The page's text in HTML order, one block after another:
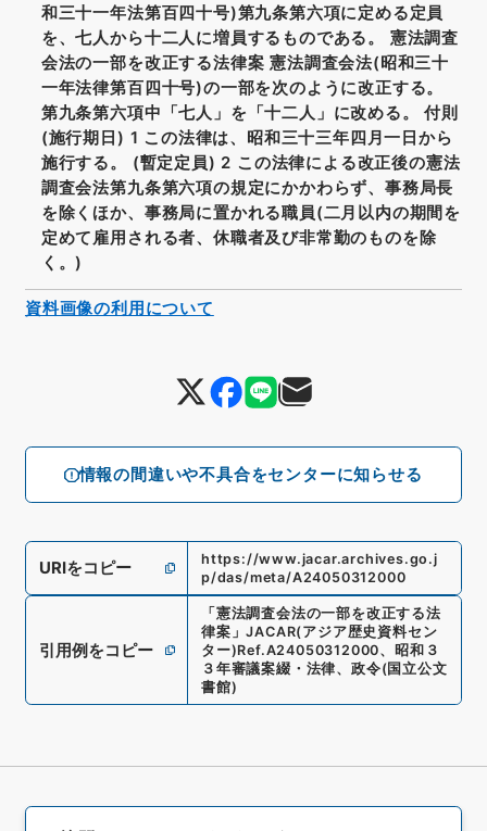
情報の間違いや不具合をセンターに知らせる
和三十一年法第百四十号)第九条第六項に定める定員
を、七人から十二人に増員するものである。 憲法調査
会法の一部を改正する法律案 憲法調査会法(昭和三十
一年法律第百四十号)の一部を次のように改正する。
第九条第六項中「七人」を「十二人」に改める。 付則
(施行期日) 1 この法律は、昭和三十三年四月一日から
施行する。 (暫定定員) 2 この法律による改正後の憲法
調査会法第九条第六項の規定にかかわらず、事務局長
を除くほか、事務局に置かれる職員(二月以内の期間を
定めて雇用される者、休職者及び非常勤のものを除
く。)
URIをコピー
https://www.jacar.archives.go.j
p/das/meta/A24050312000
引用例をコピー
「 憲法調査会法の一部を改正する法
律案 」JACAR(アジア歴史資料セン
ター)Ref.A24050312000、 昭和３
３年審議案綴・法律、政令(国立公文
書館)
資料画像の利用について